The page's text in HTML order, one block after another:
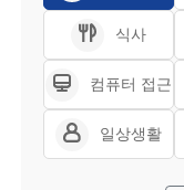
식사
컴퓨터 접근
일상생활